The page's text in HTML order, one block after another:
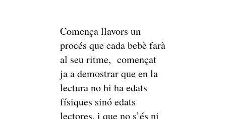
Comença llavors un
procés que cada bebè farà
al seu ritme, començat
ja a demostrar que en la
lectura no hi ha edats
físiques sinó edats
lectores, i que no s’és ni